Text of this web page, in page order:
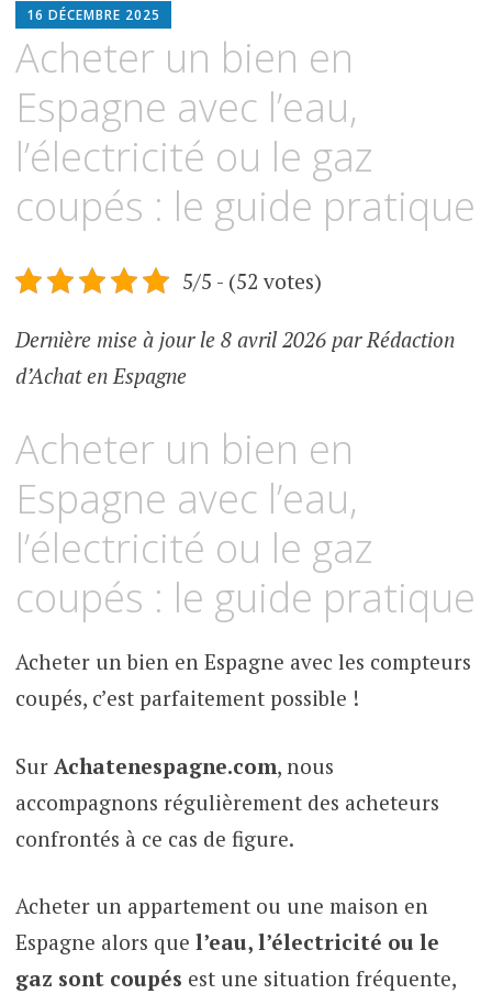
16 DÉCEMBRE 2025
Acheter un bien en
Espagne avec l’eau,
l’électricité ou le gaz
coupés : le guide pratique
5/5 - (52 votes)
Dernière mise à jour le 8 avril 2026 par Rédaction
d’Achat en Espagne
Acheter un bien en
Espagne avec l’eau,
l’électricité ou le gaz
coupés : le guide pratique
Acheter un bien en Espagne avec les compteurs
coupés, c’est parfaitement possible !
Sur Achatenespagne.com, nous
accompagnons régulièrement des acheteurs
confrontés à ce cas de figure.
Acheter un appartement ou une maison en
Espagne alors que l’eau, l’électricité ou le
gaz sont coupés est une situation fréquente,